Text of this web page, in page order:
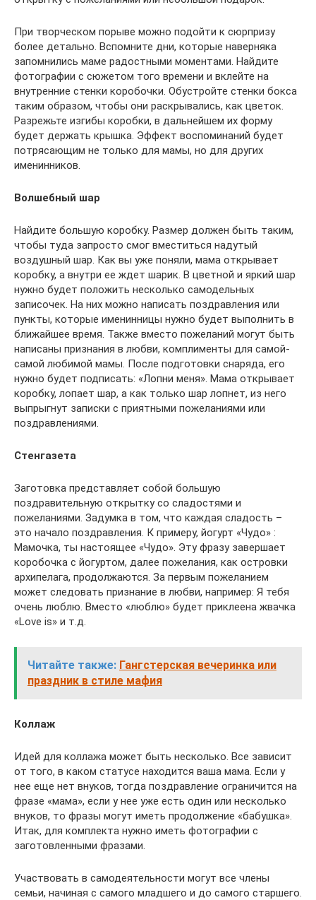
При творческом порыве можно подойти к сюрпризу
более детально. Вспомните дни, которые наверняка
запомнились маме радостными моментами. Найдите
фотографии с сюжетом того времени и вклейте на
внутренние стенки коробочки. Обустройте стенки бокса
таким образом, чтобы они раскрывались, как цветок.
Разрежьте изгибы коробки, в дальнейшем их форму
будет держать крышка. Эффект воспоминаний будет
потрясающим не только для мамы, но для других
именинников.
Волшебный шар
Найдите большую коробку. Размер должен быть таким,
чтобы туда запросто смог вместиться надутый
воздушный шар. Как вы уже поняли, мама открывает
коробку, а внутри ее ждет шарик. В цветной и яркий шар
нужно будет положить несколько самодельных
записочек. На них можно написать поздравления или
пункты, которые именинницы нужно будет выполнить в
ближайшее время. Также вместо пожеланий могут быть
написаны признания в любви, комплименты для самой-
самой любимой мамы. После подготовки снаряда, его
нужно будет подписать: «Лопни меня». Мама открывает
коробку, лопает шар, а как только шар лопнет, из него
выпрыгнут записки с приятными пожеланиями или
поздравлениями.
Стенгазета
Заготовка представляет собой большую
поздравительную открытку со сладостями и
пожеланиями. Задумка в том, что каждая сладость –
это начало поздравления. К примеру, йогурт «Чудо» :
Мамочка, ты настоящее «Чудо». Эту фразу завершает
коробочка с йогуртом, далее пожелания, как островки
архипелага, продолжаются. За первым пожеланием
может следовать признание в любви, например: Я тебя
очень люблю. Вместо «люблю» будет приклеена жвачка
«Love is» и т.д.
Читайте также: Гангстерская вечеринка или
праздник в стиле мафия
Коллаж
Идей для коллажа может быть несколько. Все зависит
от того, в каком статусе находится ваша мама. Если у
нее еще нет внуков, тогда поздравление ограничится на
фразе «мама», если у нее уже есть один или несколько
внуков, то фразы могут иметь продолжение «бабушка».
Итак, для комплекта нужно иметь фотографии с
заготовленными фразами.
Участвовать в самодеятельности могут все члены
семьи, начиная с самого младшего и до самого старшего.